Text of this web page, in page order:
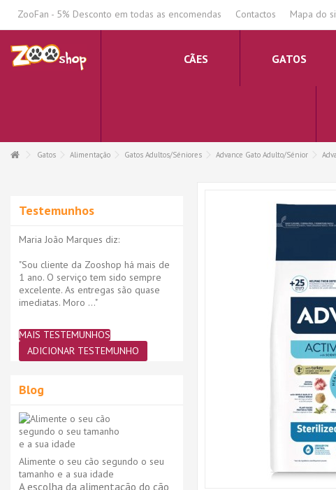
ZooFan - 5% Desconto em todas as encomendas Contactos Mapa do
CÃES GATOS
Gatos Alimentação Gatos Adultos/Séniores Advance Gato Adulto/Sénior
Testemunhos
Maria João Marques diz:
"Sou cliente da Zooshop há mais de
1 ano. O serviço tem sido sempre
excelente. As entregas são quase
imediatas. Moro ..."
MAIS TESTEMUNHOS
ADICIONAR TESTEMUNHO
Blog
Alimente o seu cão segundo o seu
tamanho e a sua idade
A escolha da alimentação do cão